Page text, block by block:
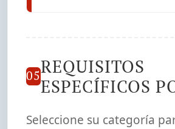
05REQUISITOS
ESPECÍFICOS
Seleccione su categoría